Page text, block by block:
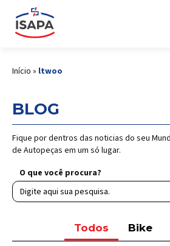
Início » ltwoo
BLOG
Fique por dentros das noticias do seu
de Autopeças em um só lugar.
O que você procura?
Todos Bike